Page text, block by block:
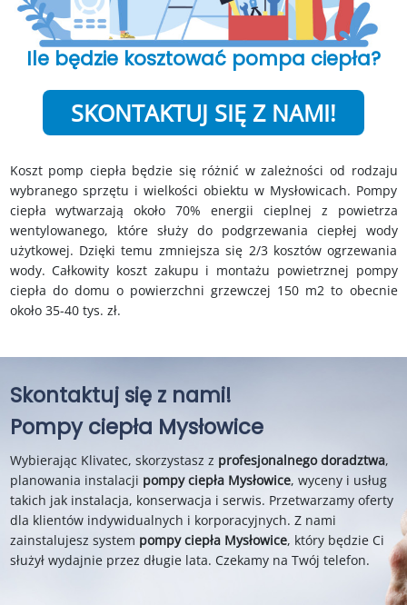
Ile będzie kosztować pompa ciepła?
SKONTAKTUJ SIĘ Z NAMI!
Koszt pomp ciepła będzie się różnić w zależności od rodzaju
wybranego sprzętu i wielkości obiektu w Mysłowicach. Pompy
ciepła wytwarzają około 70% energii cieplnej z powietrza
wentylowanego, które służy do podgrzewania ciepłej wody
użytkowej. Dzięki temu zmniejsza się 2/3 kosztów ogrzewania
wody. Całkowity koszt zakupu i montażu powietrznej pompy
ciepła do domu o powierzchni grzewczej 150 m2 to obecnie
około 35-40 tys. zł.
Skontaktuj się z nami!
Pompy ciepła Mysłowice
Wybierając Klivatec, skorzystasz z profesjonalnego doradztwa,
planowania instalacji pompy ciepła Mysłowice, wyceny i usług
takich jak instalacja, konserwacja i serwis. Przetwarzamy oferty
dla klientów indywidualnych i korporacyjnych. Z nami
zainstalujesz system pompy ciepła Mysłowice, który będzie Ci
służył wydajnie przez długie lata. Czekamy na Twój telefon.